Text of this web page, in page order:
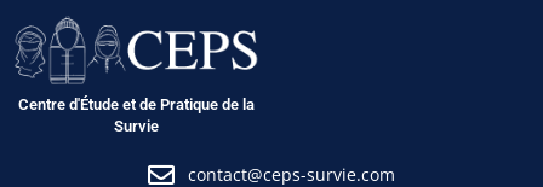
au
contenu
Centre d'Étude et de Pratique de la
Survie
contact@ceps-survie.com